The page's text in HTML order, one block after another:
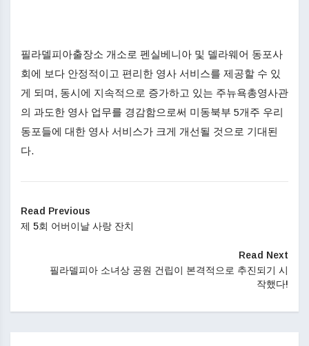
필라델피아출장소 개소로 펜실베니아 및 델라웨어 동포사
회에 보다 안정적이고 편리한 영사 서비스를 제공할 수 있
게 되며, 동시에 지속적으로 증가하고 있는 주뉴욕총영사관
의 과도한 영사 업무를 경감함으로써 미동북부 5개주 우리
동포들에 대한 영사 서비스가 크게 개선될 것으로 기대된
다.
Read Previous
제 5회 어버이날 사랑 잔치
Read Next
필라델피아 소녀상 공원 건립이 본격적으로 추진되기 시
작했다!